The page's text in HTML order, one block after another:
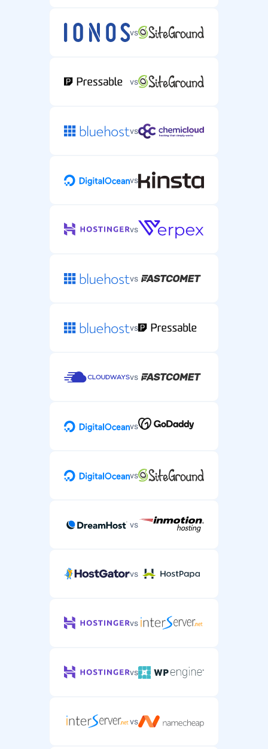
vs
vs
vs
vs
vs
vs
vs
vs
vs
vs
vs
vs
vs
vs
vs